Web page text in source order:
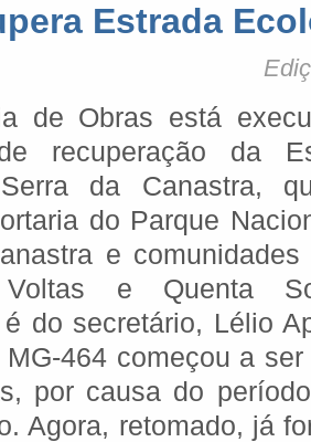
Estrada
de Obras está
recuperação da
da Canastra,
do Parque
e comunidades
e Quenta
do secretário, Lélio
464 começou a
por causa do
Agora, retomado, já